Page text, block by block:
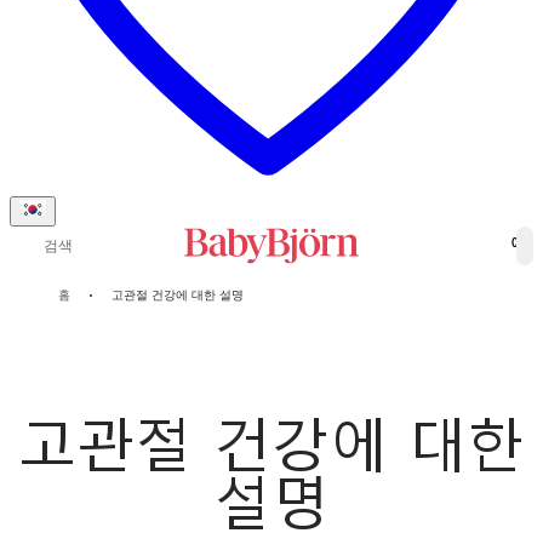
검색 0
홈 고관절 건강에 대한 설명
고관절 건강에 대한
설명